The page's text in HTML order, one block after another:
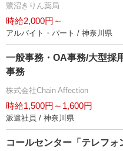
鷺沼きりん薬局
時給2,000円～
アルバイト・パート / 神奈川県
一般事務・OA事務/大型採
事務
株式会社Chain Affection
時給1,500円～1,600円
派遣社員 / 神奈川県
コールセンター「テレフ